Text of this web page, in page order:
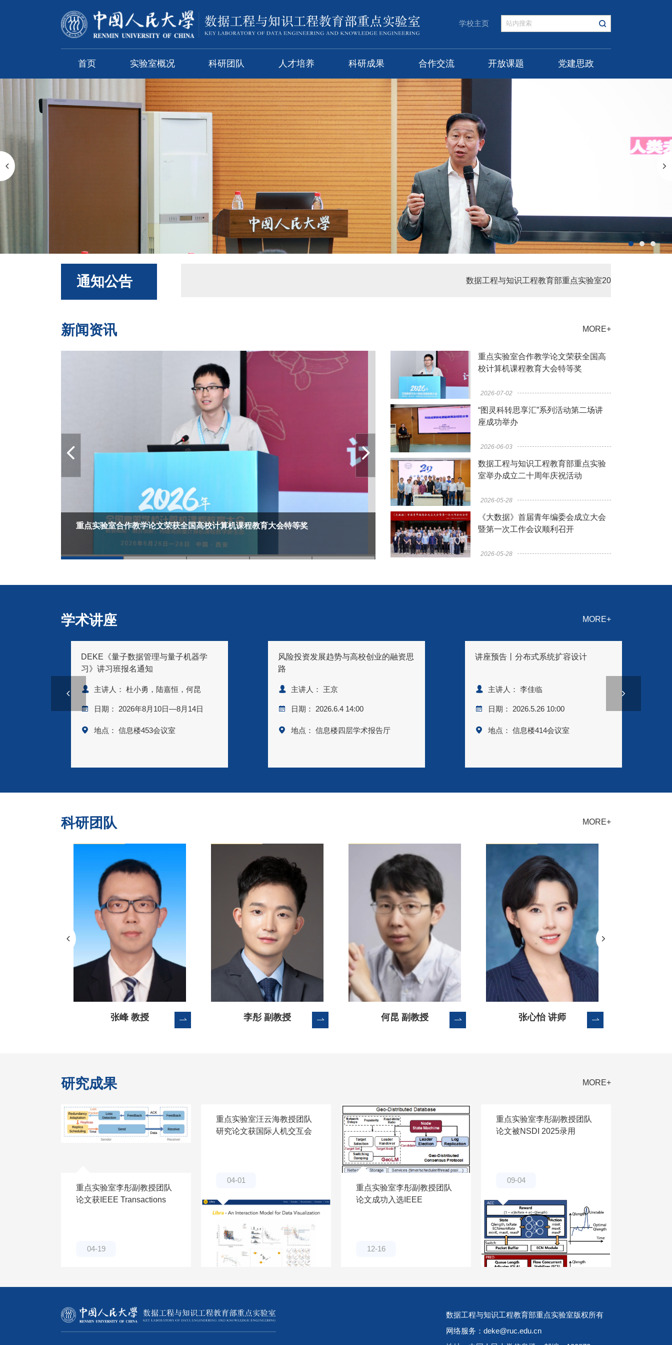
学校主页
首页 实验室概况 科研团队 人才培养 科研成果 合作交流 开放课题 党建思政
通知公告 数据工程与知识工程教育部重点实验室2026年度开放课题评
MORE+
新闻资讯
重点实验室合作教学论文荣获全国高校计算机课程教育大会特等奖 “图灵科转思享汇”系列活动第二场讲座成功举办
重点实验室合作教学论文荣获全国高
校计算机课程教育大会特等奖
2026-07-02
“图灵科转思享汇”系列活动第二场讲
座成功举办
2026-06-03
数据工程与知识工程教育部重点实验
室举办成立二十周年庆祝活动
2026-05-28
《大数据》首届青年编委会成立大会
暨第一次工作会议顺利召开
2026-05-28
MORE+
学术讲座
DEKE《量子数据管理与量子机器学
习》讲习班报名通知
主讲人： 杜小勇，陆嘉恒，何昆
日期： 2026年8月10日—8月14日
地点： 信息楼453会议室
风险投资发展趋势与高校创业的融资思
路
主讲人： 王京
日期： 2026.6.4 14:00
地点： 信息楼四层学术报告厅
讲座预告丨分布式系统扩容设计
主讲人： 李佳临
日期： 2026.5.26 10:00
地点： 信息楼414会议室
MORE+
科研团队
张峰 教授 李彤 副教授 何昆 副教授 张心怡 讲师
MORE+
研究成果
重点实验室李彤副教授团队
论文获IEEE Transactions
04-19
重点实验室汪云海教授团队
研究论文获国际人机交互会
04-01
重点实验室李彤副教授团队
论文成功入选IEEE
12-16
重点实验室李彤副教授团队
论文被NSDI 2025录用
09-04
数据工程与知识工程教育部重点实验室版权所有
网络服务：deke@ruc.edu.cn